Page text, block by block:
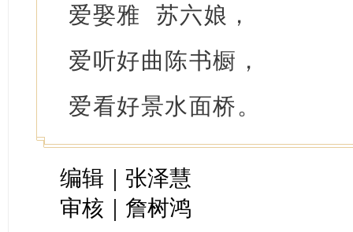
爱娶雅 苏六娘，
爱听好曲陈书橱，
爱看好景水面桥。
编辑｜张泽慧
审核｜詹树鸿